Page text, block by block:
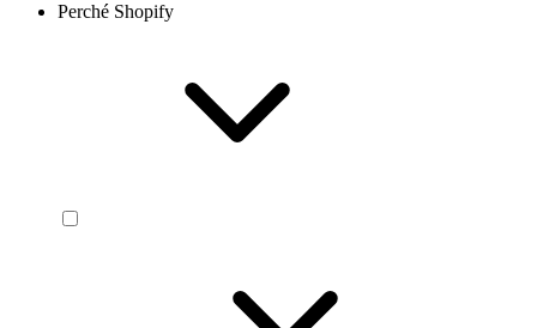
Perché Shopify